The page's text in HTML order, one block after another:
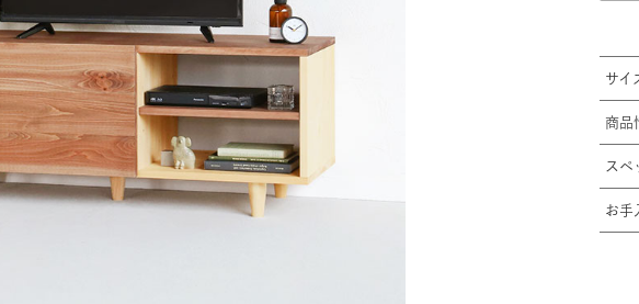
サイ
商品
スペ
お手